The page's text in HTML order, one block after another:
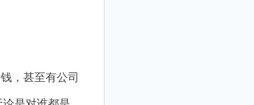
，甚至有公司